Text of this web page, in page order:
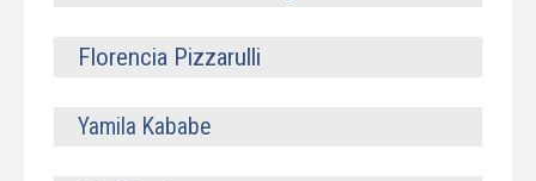
Florencia Pizzarulli
Yamila Kababe